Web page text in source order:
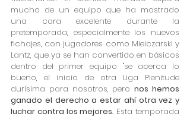
mucho de un equipo que ha mostrado
una cara excelente durante la
pretemporada, especialmente los nuevos
fichajes, con jugadores como Mielczarski y
Lantz, que ya se han convertido en básicos
dentro del primer equipo "se acerca lo
bueno, el inicio de otra Liga Plenitude
durísima para nosotros, pero nos hemos
ganado el derecho a estar ahí otra vez y
luchar contra los mejores. Esta temporada